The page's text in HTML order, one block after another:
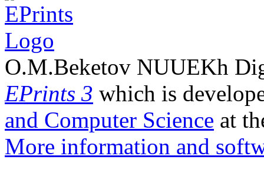
O.M.Beketov NUUEKh
EPrints 3 which is
and Computer Science at
More information and